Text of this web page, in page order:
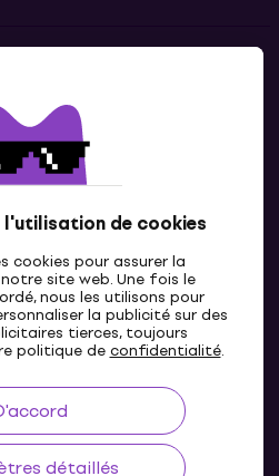
l'utilisation de cookies
cookies pour assurer la
site web. Une fois le
nous les utilisons pour
la publicité sur des
tierces, toujours
politique deconfidentialité.
détaillés
nous
LU